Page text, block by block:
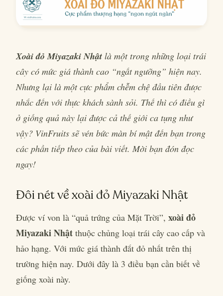
Xoài đỏ Miyazaki Nhật là một trong những loại trái
cây có mức giá thành cao “ngất ngưỡng” hiện nay.
Nhưng lại là một cực phẩm chễm chệ đầu tiên được
nhắc đến với thực khách sành sỏi. Thế thì có điều gì
ở giống quả này lại được cả thế giới ca tụng như
vậy? VinFruits sẽ vén bức màn bí mật đến bạn trong
các phần tiếp theo của bài viết. Mời bạn đón đọc
ngay!
Đôi nét về xoài đỏ Miyazaki Nhật
Được ví von là “quả trứng của Mặt Trời”, xoài đỏ
Miyazaki Nhật thuộc chủng loại trái cây cao cấp và
hảo hạng. Với mức giá thành đắt đỏ nhất trên thị
trường hiện nay. Dưới đây là 3 điều bạn cần biết về
giống xoài này.